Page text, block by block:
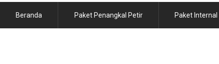
Beranda Paket Penangkal Petir Paket